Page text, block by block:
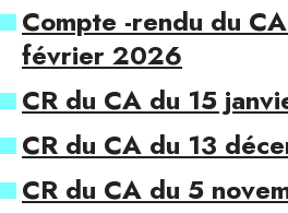
Compte -rendu du
février 2026
CR du CA du 15
CR du CA du 13
CR du CA du 5